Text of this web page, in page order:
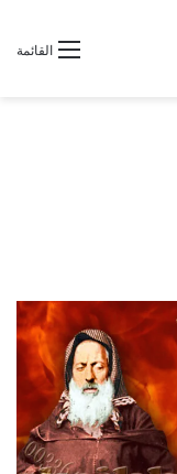
القائمة